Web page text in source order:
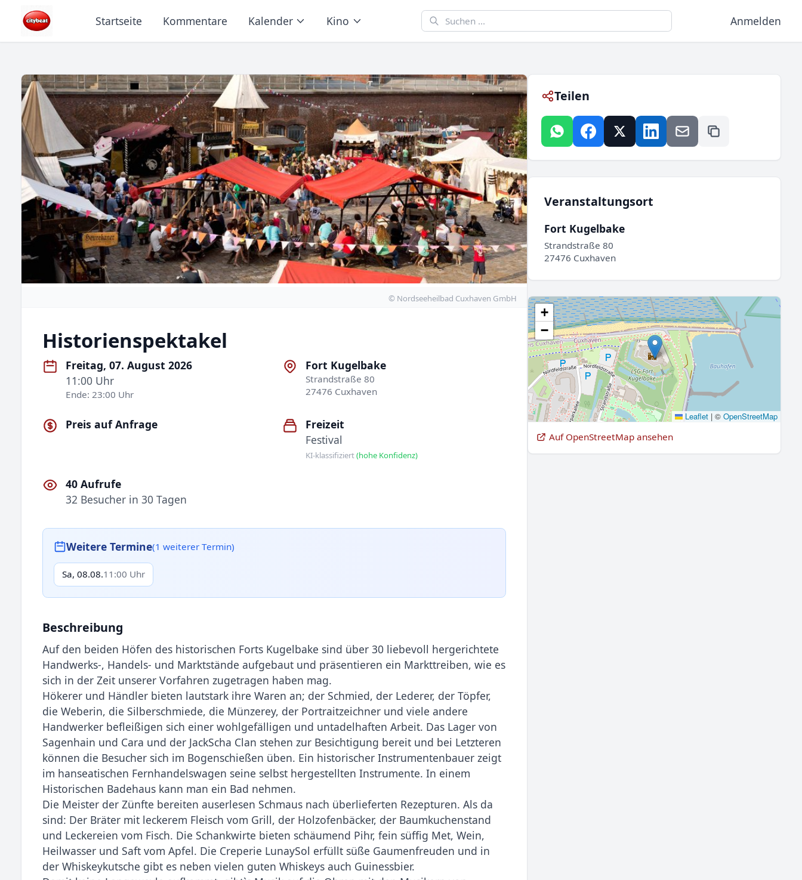
Startseite Kommentare Kalender Kino Anmelden
© Nordseeheilbad Cuxhaven GmbH
Historienspektakel
Freitag, 07. August 2026
11:00 Uhr
Ende: 23:00 Uhr
Fort Kugelbake
Strandstraße 80
27476 Cuxhaven
Preis auf Anfrage
Freizeit
Festival
KI-klassifiziert(hohe Konfidenz)
40 Aufrufe
32 Besucher in 30 Tagen
Weitere Termine(1 weiterer Termin)
Sa, 08.08.11:00 Uhr
Beschreibung
Auf den beiden Höfen des historischen Forts Kugelbake sind über 30 liebevoll hergerichtete
Handwerks-, Handels- und Marktstände aufgebaut und präsentieren ein Markttreiben, wie es
sich in der Zeit unserer Vorfahren zugetragen haben mag.
Hökerer und Händler bieten lautstark ihre Waren an; der Schmied, der Lederer, der Töpfer,
die Weberin, die Silberschmiede, die Münzerey, der Portraitzeichner und viele andere
Handwerker befleißigen sich einer wohlgefälligen und untadelhaften Arbeit. Das Lager von
Sagenhain und Cara und der JackScha Clan stehen zur Besichtigung bereit und bei Letzteren
können die Besucher sich im Bogenschießen üben. Ein historischer Instrumentenbauer zeigt
im hanseatischen Fernhandelswagen seine selbst hergestellten Instrumente. In einem
Historischen Badehaus kann man ein Bad nehmen.
Die Meister der Zünfte bereiten auserlesen Schmaus nach überlieferten Rezepturen. Als da
sind: Der Bräter mit leckerem Fleisch vom Grill, der Holzofenbäcker, der Baumkuchenstand
und Leckereien vom Fisch. Die Schankwirte bieten schäumend Pihr, fein süffig Met, Wein,
Heilwasser und Saft vom Apfel. Die Creperie LunaySol erfüllt süße Gaumenfreuden und in
der Whiskeykutsche gibt es neben vielen guten Whiskeys auch Guinessbier.
Teilen
Veranstaltungsort
Fort Kugelbake
Strandstraße 80
27476 Cuxhaven
+
−
Leaflet |© OpenStreetMap
Auf OpenStreetMap ansehen